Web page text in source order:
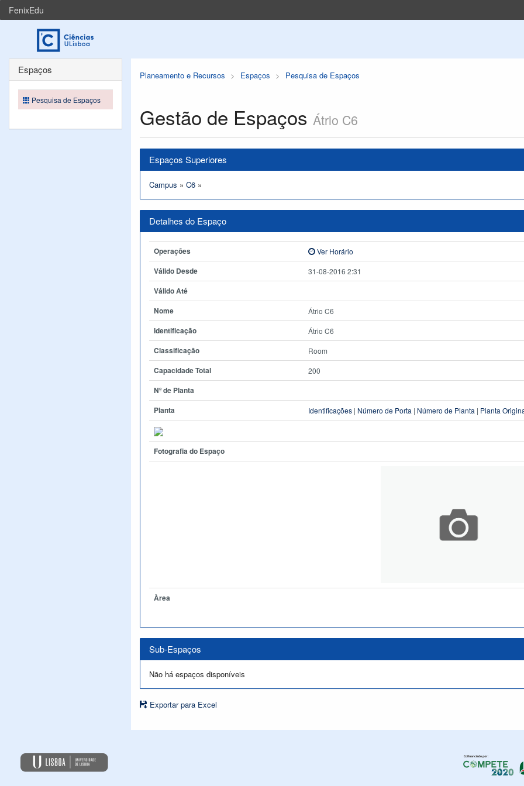
FenixEdu
Planeamento e Recursos Espaços Pesquisa de Espaços
Gestão de Espaços Átrio C6
Espaços Superiores
Campus » C6 »
Detalhes do Espaço
Operações Ver Horário
Válido Desde 31-08-2016 2:31
Válido Até
Nome
Átrio C6
Identificação Átrio C6
Classificação Room
Capacidade Total 200
Nº de Planta
Planta
Identificações | Número de Porta | Número de Planta | Planta
Fotografia do Espaço
Àrea
Sub-Espaços
Não há espaços disponíveis
Exportar para Excel
Espaços
Pesquisa de Espaços